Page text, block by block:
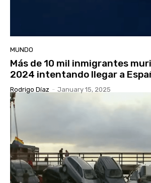
MUNDO
Más de 10 mil inmigrantes
2024 intentando llegar a
Rodrigo Díaz - January 15, 2025